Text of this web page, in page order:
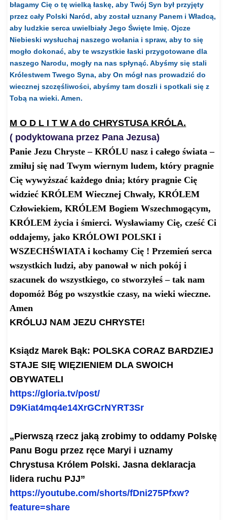
błagamy Cię o tę wielką łaskę, aby Twój Syn był przyjęty
przez cały Polski Naród, aby został uznany Panem i Władcą,
aby ludzkie serca uwielbiały Jego Święte Imię. Ojcze
Niebieski wysłuchaj naszego wołania i spraw, aby to się
mogło dokonać, aby te wszystkie łaski przygotowane dla
naszego Narodu, mogły na nas spłynąć. Abyśmy się stali
Królestwem Twego Syna, aby On mógł nas prowadzić do
wiecznej szczęśliwości, abyśmy tam doszli i spotkali się z
Tobą na wieki. Amen.
M O D L I T W A do CHRYSTUSA KRÓLA.
( podyktowana przez Pana Jezusa)
Panie Jezu Chryste – KRÓLU nasz i całego świata –
zmiłuj się nad Twym wiernym ludem, który pragnie
Cię wywyższać każdego dnia; który pragnie Cię
widzieć KRÓLEM Wiecznej Chwały, KRÓLEM
Człowiekiem, KRÓLEM Bogiem Wszechmogącym,
KRÓLEM życia i śmierci. Wysławiamy Cię, cześć Ci
oddajemy, jako KRÓLOWI POLSKI i
WSZECHŚWIATA i kochamy Cię ! Przemień serca
wszystkich ludzi, aby panował w nich pokój i
szacunek do wszystkiego, co stworzyłeś – tak nam
dopomóż Bóg po wszystkie czasy, na wieki wieczne.
Amen
KRÓLUJ NAM JEZU CHRYSTE!
Ksiądz Marek Bąk: POLSKA CORAZ BARDZIEJ
STAJE SIĘ WIĘZIENIEM DLA SWOICH
OBYWATELI
https://gloria.tv/post/
D9Kiat4mq4e14XrGCrNYRT3Sr
„Pierwszą rzecz jaką zrobimy to oddamy Polskę
Panu Bogu przez ręce Maryi i uznamy
Chrystusa Królem Polski. Jasna deklaracja
lidera ruchu PJJ”
https://youtube.com/shorts/fDni275Pfxw?
feature=share